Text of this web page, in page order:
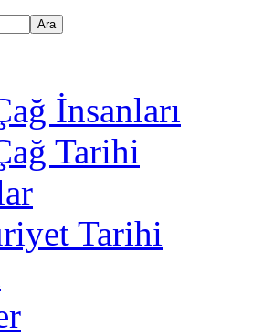
Ara
İnsanları
Tarihi
Tarihi